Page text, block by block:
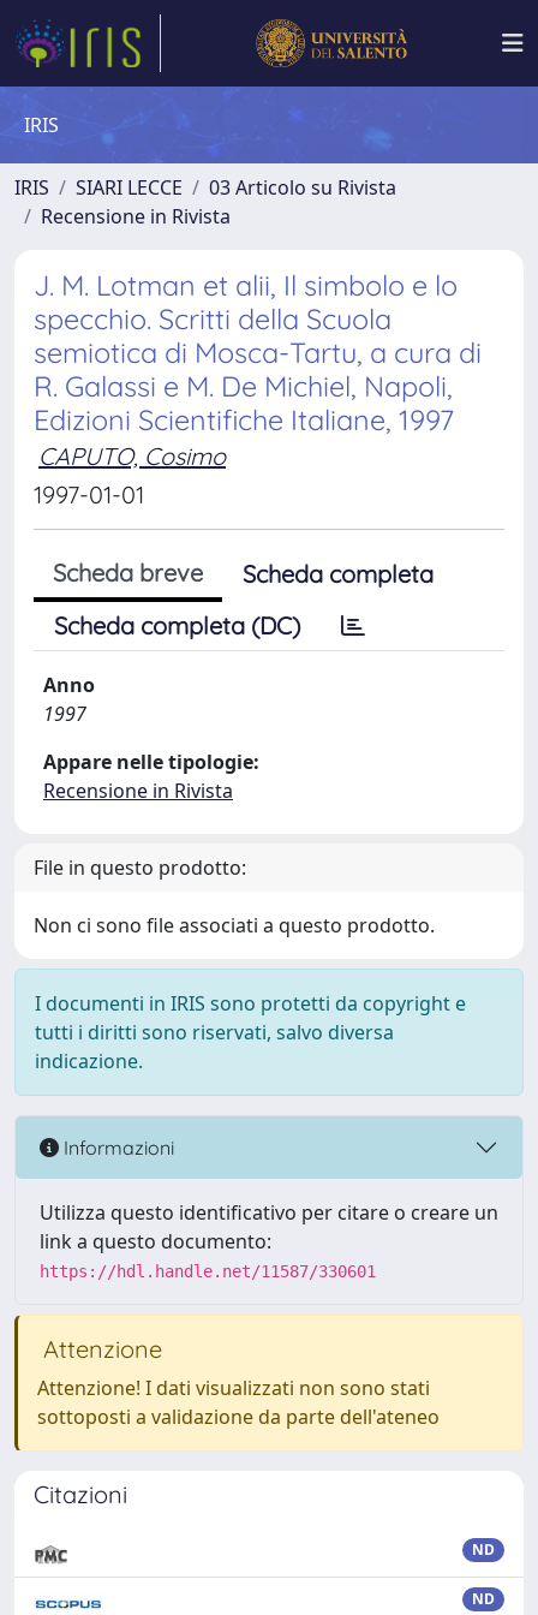
IRIS
IRIS SIARI LECCE
03 Articolo su Rivista
Recensione in Rivista
J. M. Lotman et alii, Il simbolo e lo
specchio. Scritti della Scuola
semiotica di Mosca-Tartu, a cura di
R. Galassi e M. De Michiel, Napoli,
Edizioni Scientifiche Italiane, 1997
CAPUTO, Cosimo
1997-01-01
Scheda breve
Scheda completa
Scheda completa (DC)
Anno
1997
Appare nelle tipologie:
Recensione in Rivista
File in questo prodotto:
Non ci sono file associati a questo prodotto.
I documenti in IRIS sono protetti da copyright e
tutti i diritti sono riservati, salvo diversa
indicazione.
Informazioni
Utilizza questo identificativo per citare o creare un
link a questo documento:
https://hdl.handle.net/11587/330601
Attenzione
Attenzione! I dati visualizzati non sono stati
sottoposti a validazione da parte dell'ateneo
Citazioni
ND
ND